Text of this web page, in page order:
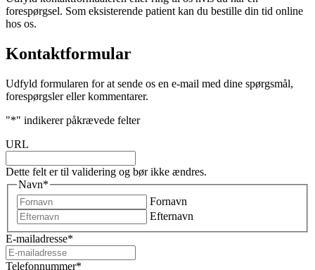
forespørgsel. Som eksisterende patient kan du bestille din tid online
hos os.
Kontaktformular
Udfyld formularen for at sende os en e-mail med dine spørgsmål,
forespørgsler eller kommentarer.
"*" indikerer påkrævede felter
URL
Dette felt er til validering og bør ikke ændres.
Navn*
Fornavn
Efternavn
E-mailadresse*
Telefonnummer*